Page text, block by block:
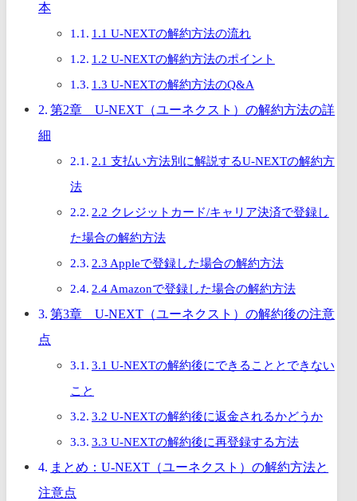
本
1.1 U-NEXTの解約方法の流れ
1.2 U-NEXTの解約方法のポイント
1.3 U-NEXTの解約方法のQ&A
第2章 U-NEXT（ユーネクスト）の解約方法の詳
細
2.1 支払い方法別に解説するU-NEXTの解約方
法
2.2 クレジットカード/キャリア決済で登録し
た場合の解約方法
2.3 Appleで登録した場合の解約方法
2.4 Amazonで登録した場合の解約方法
第3章 U-NEXT（ユーネクスト）の解約後の注意
点
3.1 U-NEXTの解約後にできることとできない
こと
3.2 U-NEXTの解約後に返金されるかどうか
3.3 U-NEXTの解約後に再登録する方法
まとめ：U-NEXT（ユーネクスト）の解約方法と
注意点